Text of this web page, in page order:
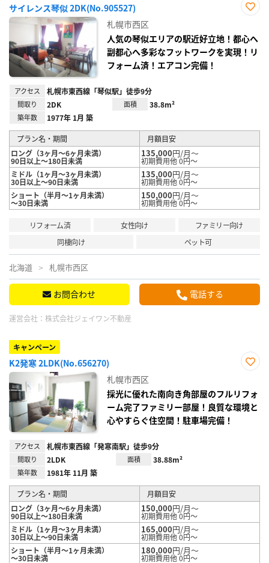
サイレンス琴似 2DK(No.905527)
り登
録
札幌市西区
人気の琴似エリアの駅近好立地！都心へ
副都心へ多彩なフットワークを実現！リ
フォーム済！エアコン完備！
アクセス 札幌市東西線「琴似駅」徒歩9分
間取り 2DK 面積 38.8m²
築年数 1977年 1月 築
プラン名・期間
月額目安
ロング（3ヶ月～6ヶ月未満）
90日以上～180日未満
135,000円/月～
初期費用他 0円～
ミドル（1ヶ月～3ヶ月未満）
30日以上～90日未満
135,000円/月～
初期費用他 0円～
ショート（半月～1ヶ月未満）
～30日未満
150,000円/月～
初期費用他 0円～
リフォーム済 女性向け
ファミリー向け
同棲向け
ペット可
北海道 札幌市西区
お問合わせ 電話する
運営会社： 株式会社ジェイワン不動産
キャンペーン
K2発寒 2LDK(No.656270)
り登
録
札幌市西区
採光に優れた南向き角部屋のフルリフォ
ーム完了ファミリー部屋！良質な環境と
心やすらぐ住空間！駐車場完備！
アクセス 札幌市東西線「発寒南駅」徒歩9分
間取り 2LDK 面積 38.88m²
築年数 1981年 11月 築
プラン名・期間
月額目安
ロング（3ヶ月～6ヶ月未満）
90日以上～180日未満
150,000円/月～
初期費用他 0円～
ミドル（1ヶ月～3ヶ月未満）
30日以上～90日未満
165,000円/月～
初期費用他 0円～
ショート（半月～1ヶ月未満）
～30日未満
180,000円/月～
初期費用他 0円～